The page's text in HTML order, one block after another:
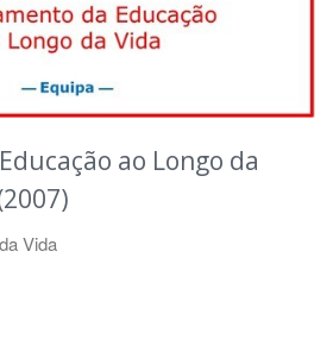
ao Longo da
Vida